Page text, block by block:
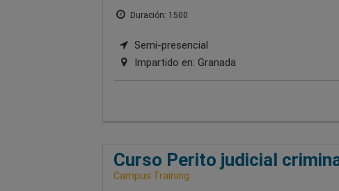
Duración: 1500
Semi-presencial
Impartido en: Granada
Curso Perito judicial
Campus Training